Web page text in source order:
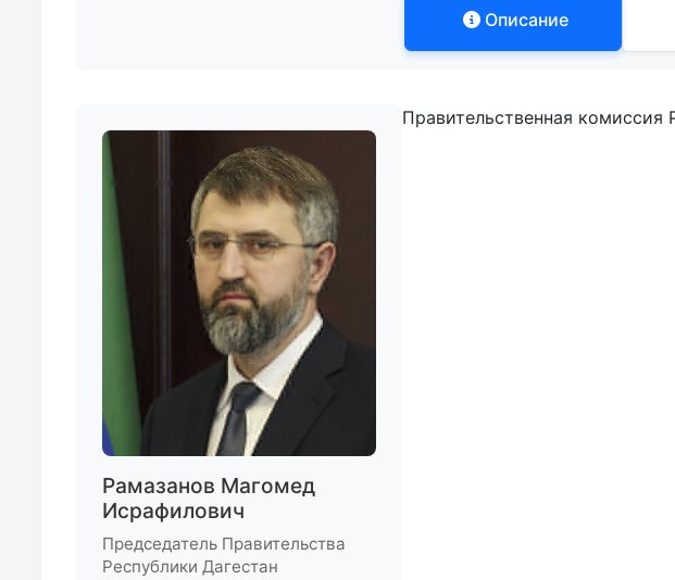
Описание
Рамазанов Магомед
Исрафилович
Председатель Правительства
Республики Дагестан
Правительственная комиссия